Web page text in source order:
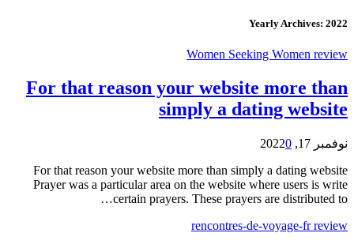
Yearly Archives: 2022
Women Seeking Women review
For that reason your website more than
simply a dating website
نوفمبر 17, 2022
0
For that reason your website more than simply a dating website
Prayer was a particular area on the website where users is write
certain prayers. These prayers are distributed to…
rencontres-de-voyage-fr review